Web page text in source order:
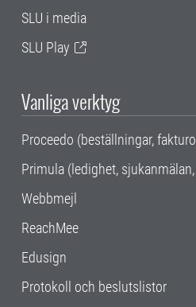
SLU i media
SLU Play
Vanliga verktyg
Proceedo (beställningar,
Primula (ledighet,
Webbmejl
ReachMee
Edusign
Protokoll och beslutslistor